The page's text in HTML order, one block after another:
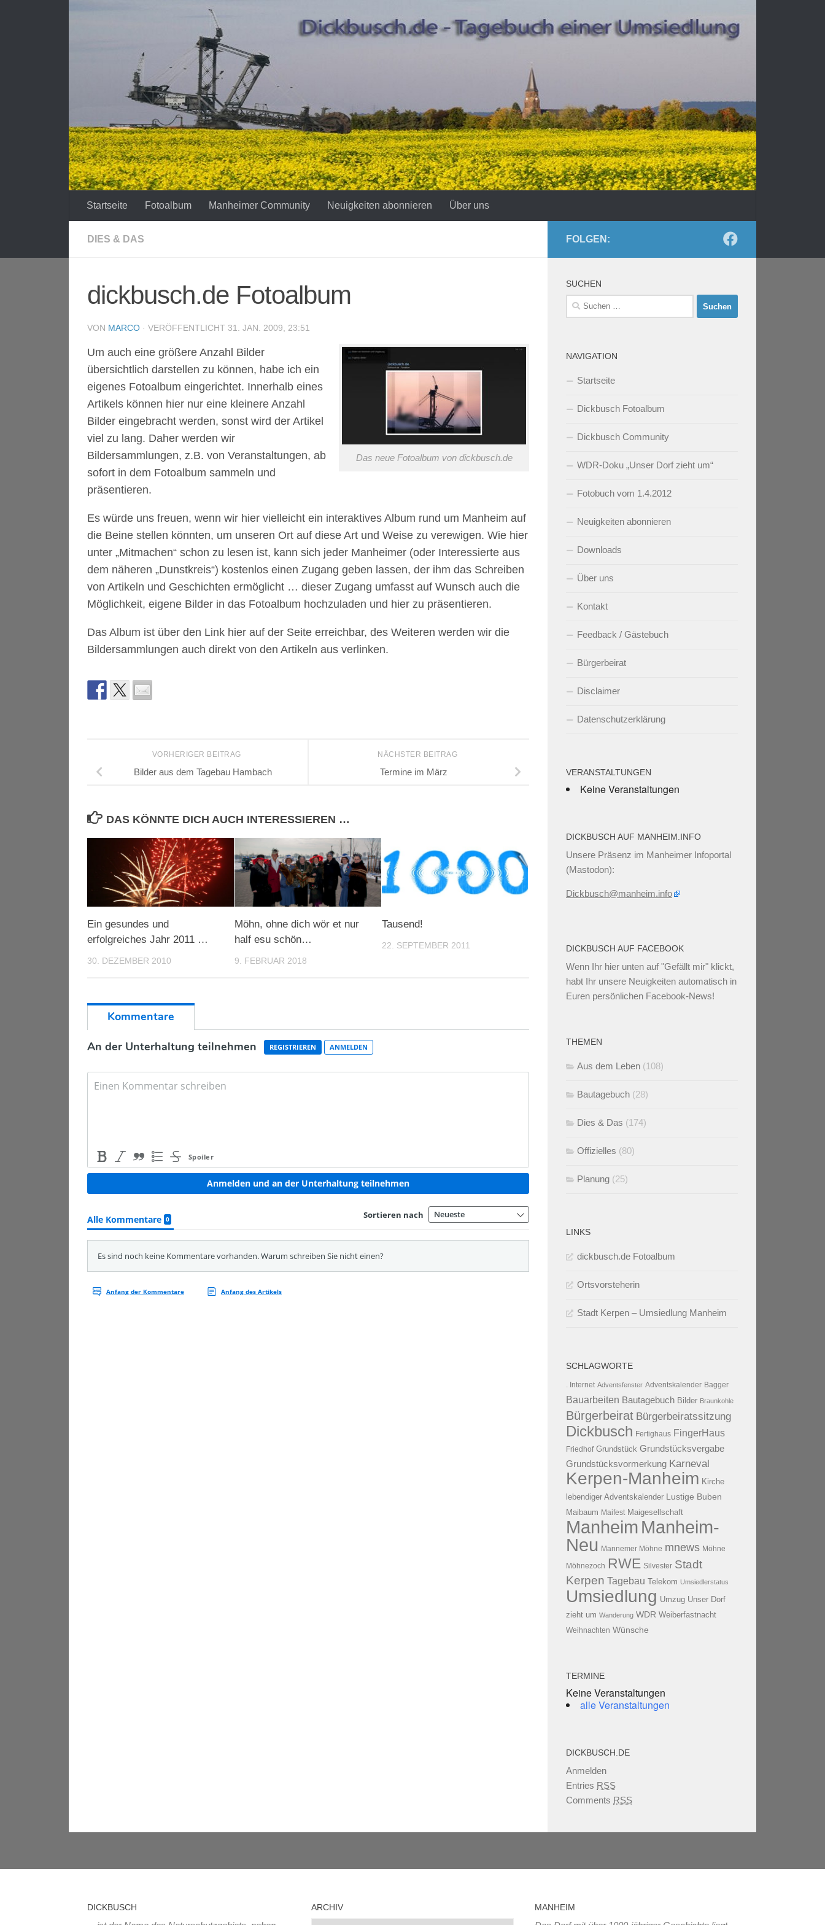
Startseite Fotoalbum Manheimer Community Neuigkeiten abonnieren Über uns
DIES & DAS
dickbusch.de Fotoalbum
VON MARCO · VERÖFFENTLICHT 31. JAN. 2009, 23:51
Das neue Fotoalbum von dickbusch.de
Um auch eine größere Anzahl Bilder
übersichtlich darstellen zu können, habe ich ein
eigenes Fotoalbum eingerichtet. Innerhalb eines
Artikels können hier nur eine kleinere Anzahl
Bilder eingebracht werden, sonst wird der Artikel
viel zu lang. Daher werden wir
Bildersammlungen, z.B. von Veranstaltungen, ab
sofort in dem Fotoalbum sammeln und
präsentieren.
Es würde uns freuen, wenn wir hier vielleicht ein interaktives Album rund um Manheim auf
die Beine stellen könnten, um unseren Ort auf diese Art und Weise zu verewigen. Wie hier
unter „Mitmachen“ schon zu lesen ist, kann sich jeder Manheimer (oder Interessierte aus
dem näheren „Dunstkreis“) kostenlos einen Zugang geben lassen, der ihm das Schreiben
von Artikeln und Geschichten ermöglicht … dieser Zugang umfasst auf Wunsch auch die
Möglichkeit, eigene Bilder in das Fotoalbum hochzuladen und hier zu präsentieren.
Das Album ist über den Link hier auf der Seite erreichbar, des Weiteren werden wir die
Bildersammlungen auch direkt von den Artikeln aus verlinken.
NÄCHSTER BEITRAG
Termine im März
VORHERIGER BEITRAG
Bilder aus dem Tagebau Hambach
DAS KÖNNTE DICH AUCH INTERESSIEREN …
Ein gesundes und
erfolgreiches Jahr 2011 …
30. DEZEMBER 2010
Möhn, ohne dich wör et nur
half esu schön…
9. FEBRUAR 2018
Tausend!
22. SEPTEMBER 2011
FOLGEN:
SUCHEN
Suchen
nach:
NAVIGATION
Startseite
Dickbusch Fotoalbum
Dickbusch Community
WDR-Doku „Unser Dorf zieht um“
Fotobuch vom 1.4.2012
Neuigkeiten abonnieren
Downloads
Über uns
Kontakt
Feedback / Gästebuch
Bürgerbeirat
Disclaimer
Datenschutzerklärung
VERANSTALTUNGEN
Keine Veranstaltungen
DICKBUSCH AUF MANHEIM.INFO
Unsere Präsenz im Manheimer Infoportal
(Mastodon):
Dickbusch@manheim.info
DICKBUSCH AUF FACEBOOK
Wenn Ihr hier unten auf "Gefällt mir" klickt,
habt Ihr unsere Neuigkeiten automatisch in
Euren persönlichen Facebook-News!
THEMEN
Aus dem Leben (108)
Bautagebuch (28)
Dies & Das (174)
Offizielles (80)
Planung (25)
LINKS
dickbusch.de Fotoalbum
Ortsvorsteherin
Stadt Kerpen – Umsiedlung Manheim
SCHLAGWORTE
. Internet Adventsfenster Adventskalender Bagger
Bauarbeiten Bautagebuch Bilder Braunkohle
Bürgerbeirat Bürgerbeiratssitzung
Dickbusch Fertighaus FingerHaus
Friedhof Grundstück Grundstücksvergabe
Grundstücksvormerkung Karneval
Kerpen-Manheim Kirche
lebendiger Adventskalender Lustige Buben
Maibaum Maifest Maigesellschaft
Manheim Manheim-
Neu Mannemer Möhne mnews Möhne
Möhnezoch RWE Silvester Stadt
Kerpen Tagebau Telekom Umsiedlerstatus
Umsiedlung Umzug Unser Dorf
zieht um Wanderung WDR Weiberfastnacht
Weihnachten Wünsche
TERMINE
Keine Veranstaltungen
alle Veranstaltungen
DICKBUSCH.DE
Anmelden
Entries RSS
Comments RSS
DICKBUSCH ARCHIV MANHEIM